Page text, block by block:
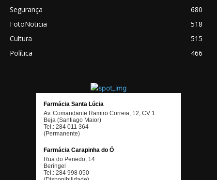
Segurança
680
FotoNoticia
518
Cultura
515
Política
466